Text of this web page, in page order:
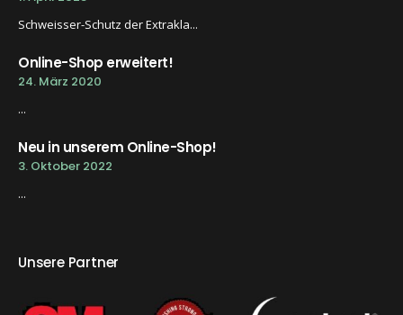
Schweisser-Schutz der Extrakla...
Online-Shop erweitert!
24. März 2020
...
Neu in unserem Online-Shop!
3. Oktober 2022
...
Unsere Partner